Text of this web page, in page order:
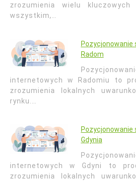
zrozumienia wielu kluczowych
wszystkim,…
Radom
internetowych w Radomiu to
zrozumienia lokalnych
rynku.…
Gdynia
internetowych w Gdyni to
zrozumienia lokalnych